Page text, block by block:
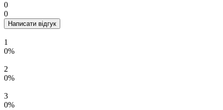
0
0
Написати відгук
1
0%
2
0%
3
0%